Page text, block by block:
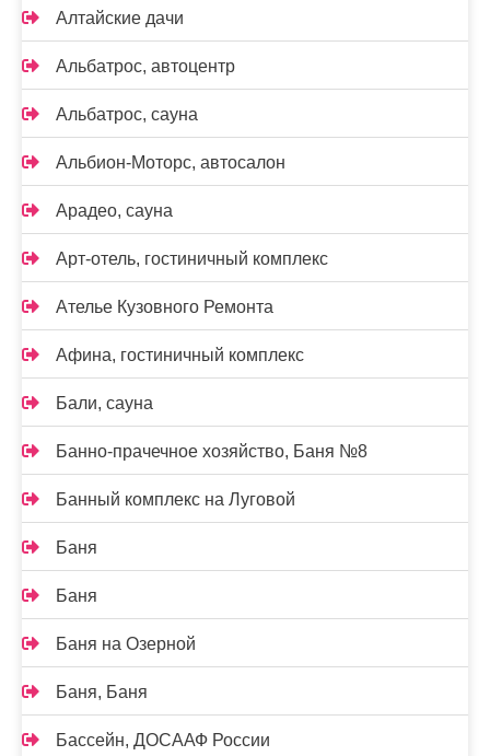
Алтайские дачи
Альбатрос, автоцентр
Альбатрос, сауна
Альбион-Моторс, автосалон
Арадео, сауна
Арт-отель, гостиничный комплекс
Ателье Кузовного Ремонта
Афина, гостиничный комплекс
Бали, сауна
Банно-прачечное хозяйство, Баня №8
Банный комплекс на Луговой
Баня
Баня
Баня на Озерной
Баня, Баня
Бассейн, ДОСААФ России